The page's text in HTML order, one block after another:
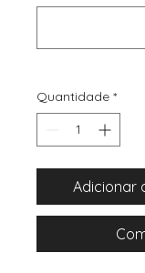
Quantidade *
Adicionar